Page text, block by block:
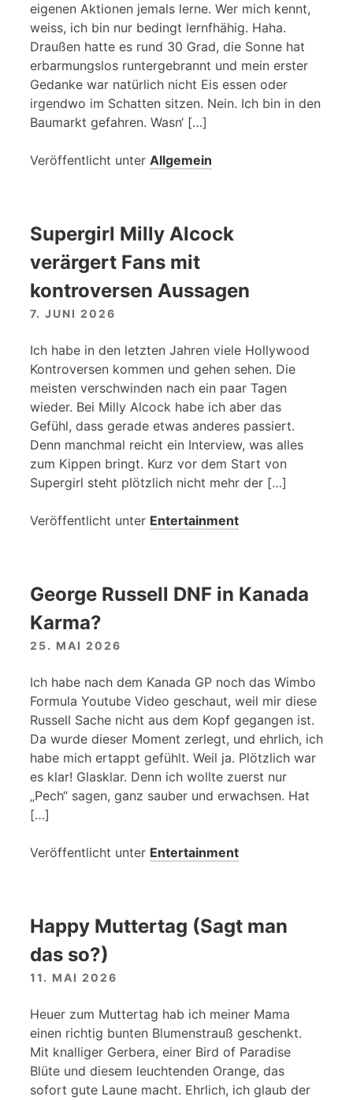
eigenen Aktionen jemals lerne. Wer mich kennt,
weiss, ich bin nur bedingt lernfhähig. Haha.
Draußen hatte es rund 30 Grad, die Sonne hat
erbarmungslos runtergebrannt und mein erster
Gedanke war natürlich nicht Eis essen oder
irgendwo im Schatten sitzen. Nein. Ich bin in den
Baumarkt gefahren. Wasn‘ […]
Veröffentlicht unter Allgemein
Supergirl Milly Alcock
verärgert Fans mit
kontroversen Aussagen
7. JUNI 2026
Ich habe in den letzten Jahren viele Hollywood
Kontroversen kommen und gehen sehen. Die
meisten verschwinden nach ein paar Tagen
wieder. Bei Milly Alcock habe ich aber das
Gefühl, dass gerade etwas anderes passiert.
Denn manchmal reicht ein Interview, was alles
zum Kippen bringt. Kurz vor dem Start von
Supergirl steht plötzlich nicht mehr der […]
Veröffentlicht unter Entertainment
George Russell DNF in Kanada
Karma?
25. MAI 2026
Ich habe nach dem Kanada GP noch das Wimbo
Formula Youtube Video geschaut, weil mir diese
Russell Sache nicht aus dem Kopf gegangen ist.
Da wurde dieser Moment zerlegt, und ehrlich, ich
habe mich ertappt gefühlt. Weil ja. Plötzlich war
es klar! Glasklar. Denn ich wollte zuerst nur
„Pech“ sagen, ganz sauber und erwachsen. Hat
[…]
Veröffentlicht unter Entertainment
Happy Muttertag (Sagt man
das so?)
11. MAI 2026
Heuer zum Muttertag hab ich meiner Mama
einen richtig bunten Blumenstrauß geschenkt.
Mit knalliger Gerbera, einer Bird of Paradise
Blüte und diesem leuchtenden Orange, das
sofort gute Laune macht. Ehrlich, ich glaub der